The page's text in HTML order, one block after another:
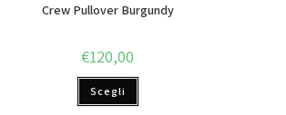
Crew Pullover Burgundy
€120,00
Scegli